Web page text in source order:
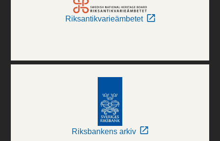
Riksantikvarieämbetet
Riksbankens arkiv